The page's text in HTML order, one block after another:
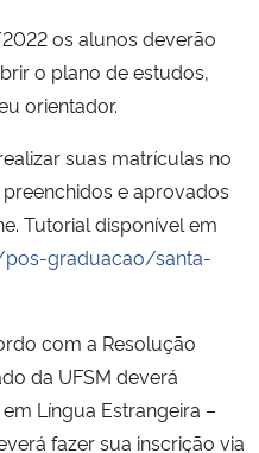
os alunos deverão
o plano de estudos,
orientador.
suas matrículas no
e aprovados
Tutorial disponível em
graduacao/santa-
com a Resolução
da UFSM deverá
Língua Estrangeira –
fazer sua inscrição via